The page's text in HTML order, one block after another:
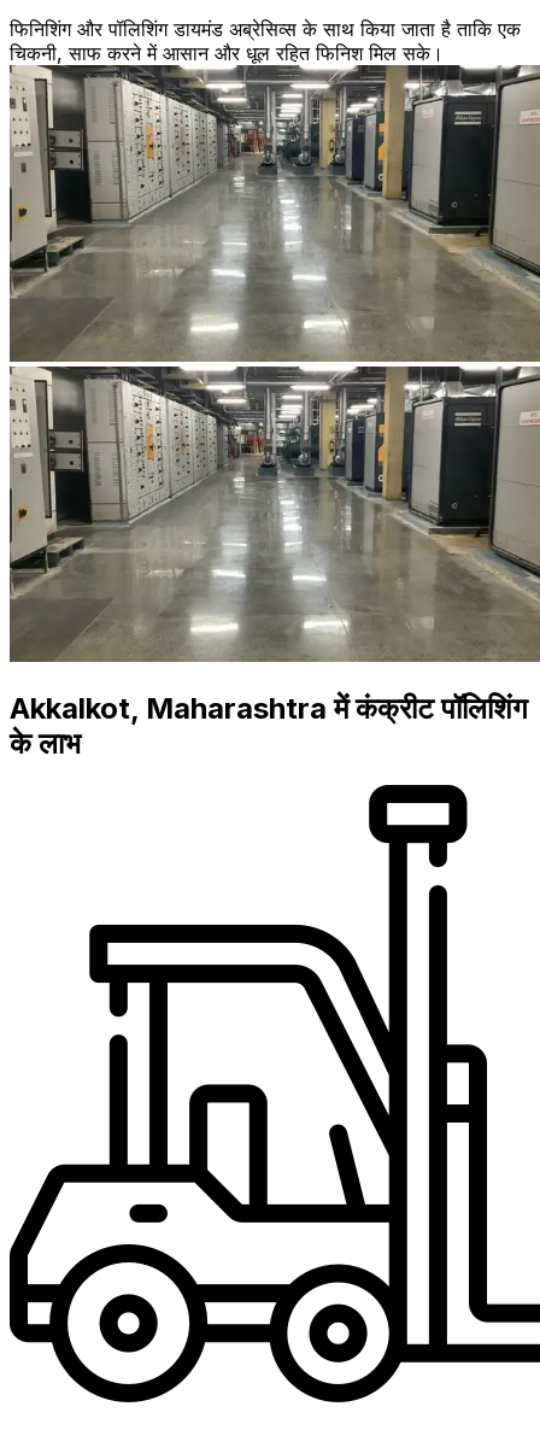
फिनिशिंग और पॉलिशिंग डायमंड अब्रेसिव्स के साथ किया जाता है ताकि एक
चिकनी, साफ करने में आसान और धूल रहित फिनिश मिल सके।
Akkalkot, Maharashtra में कंक्रीट पॉलिशिंग
के लाभ